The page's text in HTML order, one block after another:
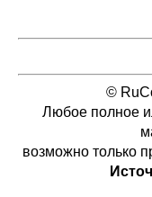
©
Любое полное
возможно только